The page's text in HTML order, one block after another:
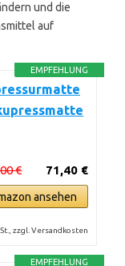
und die
auf
EMPFEHLUNG
71,40 €
€
ansehen
zzgl. Versandkosten
EMPFEHLUNG